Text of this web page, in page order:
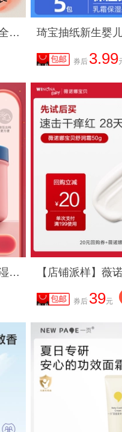
儿童袜子女童春秋纯棉中筒袜全棉宝宝男孩秋冬长筒袜童袜加厚棉袜
券后 3.99
贝德美多效全家霜儿童补水保湿霜舒缓滋润身体乳大粉罐成人可用
券后 39元